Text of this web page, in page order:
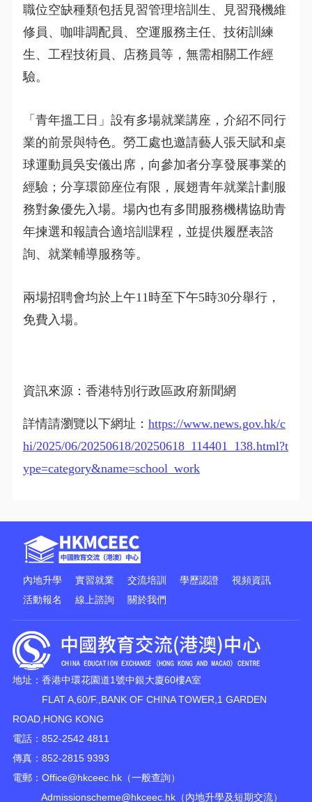
職位空缺種類包括見習管理培訓生、見習飛機維
修員、咖啡調配員、空運服務主任、技術訓練
生、工程技術員、店務員等，無需相關工作經
驗。
「青年搵工日」設有多場就業講座，介紹不同行
業的前景與特色。勞工處也邀請藝人張天賦和桌
球運動員吳安儀出席，向參加者分享發展事業的
經驗；分享環節座位有限，展翅青年就業計劃服
務對象優先入場。場內也有多間服務機構協助青
年揀選和報讀合適培訓課程，並提供履歷表諮
詢、就業輔導服務等。
兩場招聘會均於上午11時至下午5時30分舉行，
免費入場。
資訊來源：香港特別行政區政府新聞網
詳情請瀏覽以下網址： https://www.news.gov.hk/c
hi/2025/06/20250618/20250618_114401_138.html?t
ype=category&name=school_work
內地升學 實習就業 交流培訓 學歷認證
視頻資訊
活動報名
線上諮詢 關於我們
地址：香港中環花園道1號中銀大廈60樓A室
FLAT A,60/F.,BANK OF CHINA TOWER,1 GARDEN
ROAD,HONG KONG
電話：852-2542 4811
傳真：852-2815 9393
電郵： Office@hkceec.hk（一般查詢）
Admissionscheme@hkceec.hk（內地升學及短期交流）